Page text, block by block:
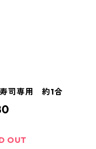
司専用 約1合
OUT